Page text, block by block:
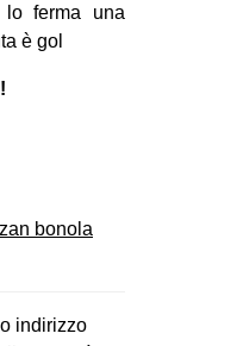
ferma una
è gol
bonola
indirizzo